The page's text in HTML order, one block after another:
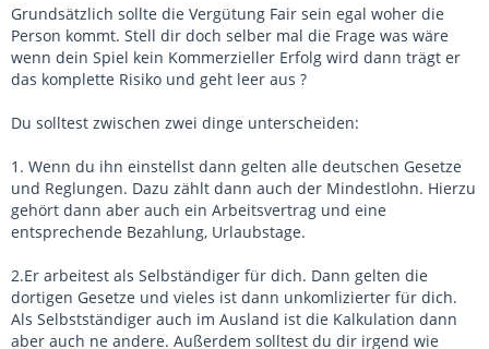
Ich weiß das hört sich jetzt alles hart an aber so ist dass nun
mal mit Verträge und du musst dir überlegen ob bereit bist
Risiken einzugehen oder du NUR von jemand anderem erwartest
Grundsätzlich sollte die Vergütung Fair sein egal woher die
Person kommt. Stell dir doch selber mal die Frage was wäre
wenn dein Spiel kein Kommerzieller Erfolg wird dann trägt er
das komplette Risiko und geht leer aus ?
Du solltest zwischen zwei dinge unterscheiden:
1. Wenn du ihn einstellst dann gelten alle deutschen Gesetze
und Reglungen. Dazu zählt dann auch der Mindestlohn. Hierzu
gehört dann aber auch ein Arbeitsvertrag und eine
entsprechende Bezahlung, Urlaubstage.
2.Er arbeitest als Selbständiger für dich. Dann gelten die
dortigen Gesetze und vieles ist dann unkomlizierter für dich.
Als Selbstständiger auch im Ausland ist die Kalkulation dann
aber auch ne andere. Außerdem solltest du dir irgend wie